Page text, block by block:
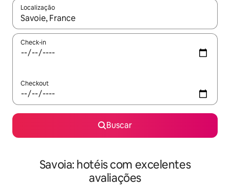
Localização
Quando os resultados estiverem disponíveis, explore-os
Check-in
Checkout
Buscar
Savoia: hotéis com excelentes
avaliações